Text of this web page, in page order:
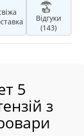
Відгуки
(143)
5
з